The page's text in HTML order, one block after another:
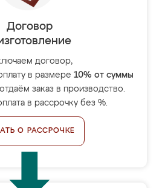
Договор
договор,
в размере 10% от суммы
заказ в производство.
в рассрочку без %.
О РАССРОЧКЕ